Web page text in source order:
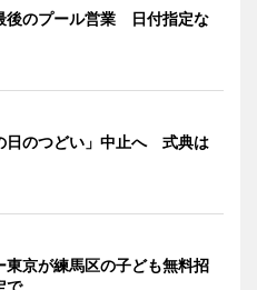
後のプール営業 日付指定な
日のつどい」中止へ 式典は
東京が練馬区の子ども無料招
で